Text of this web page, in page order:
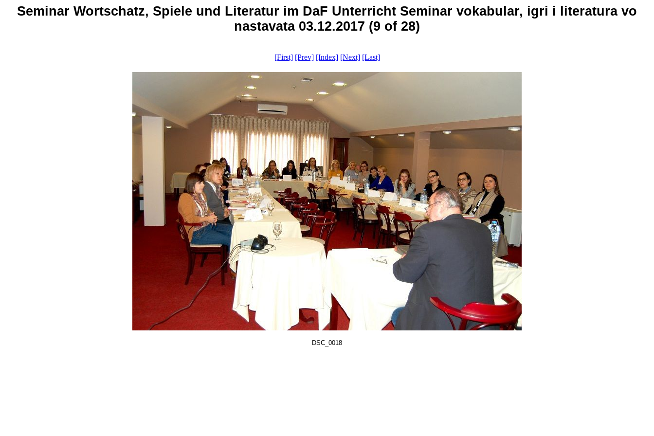
Seminar Wortschatz, Spiele und Literatur im DaF Unterricht Seminar vokabular, igri i literatura vo
nastavata 03.12.2017 (9 of 28)
[First] [Prev] [Index] [Next] [Last]
DSC_0018